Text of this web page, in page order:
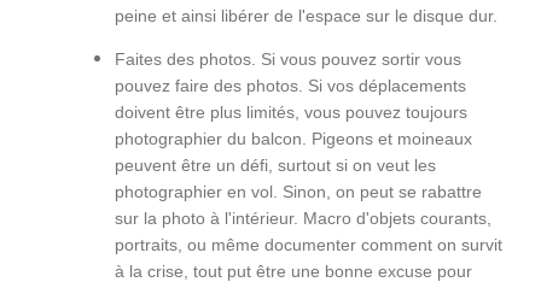
peine et ainsi libérer de l'espace sur le disque dur.
Faites des photos. Si vous pouvez sortir vous
pouvez faire des photos. Si vos déplacements
doivent être plus limités, vous pouvez toujours
photographier du balcon. Pigeons et moineaux
peuvent être un défi, surtout si on veut les
photographier en vol. Sinon, on peut se rabattre
sur la photo à l'intérieur. Macro d'objets courants,
portraits, ou même documenter comment on survit
à la crise, tout put être une bonne excuse pour